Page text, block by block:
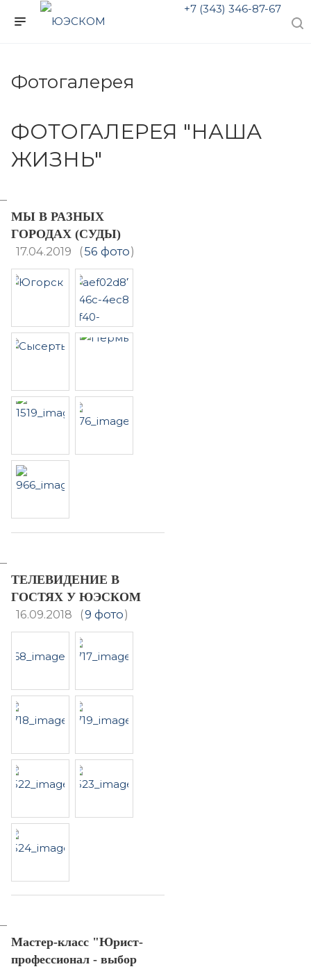
+7 (343) 346-87-67
Фотогалерея
ФОТОГАЛЕРЕЯ "НАША
ЖИЗНЬ"
МЫ В РАЗНЫХ
ГОРОДАХ (СУДЫ)
17.04.2019
(56 фото)
ТЕЛЕВИДЕНИЕ В
ГОСТЯХ У ЮЭСКОМ
16.09.2018
(9 фото)
Мастер-класс "Юрист-
профессионал - выбор